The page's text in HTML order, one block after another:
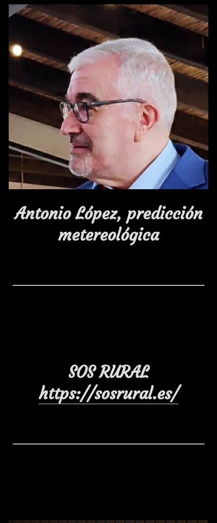
Antonio López, predicción
metereológica
SOS RURAL
https://sosrural.es/